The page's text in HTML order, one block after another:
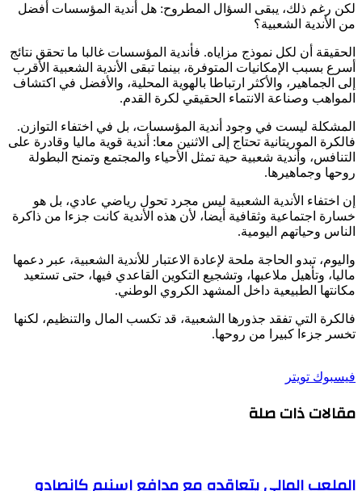
لكن رغم ذلك، يبقى السؤال المطروح: هل أندية المؤسسات أفضل
من الأندية الشعبية؟
الحقيقة أن لكل نموذج مزاياه. فأندية المؤسسات غالبا ما تحقق نتائج
أسرع بسبب الإمكانيات المتوفرة، بينما تبقى الأندية الشعبية الأقرب
إلى الجماهير، والأكثر ارتباطا بالهوية المحلية، والأفضل في اكتشاف
المواهب وصناعة الانتماء الحقيقي لكرة القدم.
المشكلة ليست في وجود أندية المؤسسات، بل في اختفاء التوازن.
فالكرة الموريتانية تحتاج إلى الاثنين معا: أندية قوية ماليا وقادرة على
التنافس، وأندية شعبية حية تمثل الأحياء والمجتمع وتمنح البطولة
روحها وجماهيرها.
إن اختفاء الأندية الشعبية ليس مجرد تحول رياضي عادي، بل هو
خسارة اجتماعية وثقافية أيضا، لأن هذه الأندية كانت جزءا من ذاكرة
الناس وحياتهم اليومية.
واليوم، تبدو الحاجة ملحة لإعادة الاعتبار للأندية الشعبية، عبر دعمها
ماليا، وتأهيل ملاعبها، وتشجيع التكوين القاعدي فيها، حتى تستعيد
مكانتها الطبيعية داخل المشهد الكروي الوطني.
فالكرة التي تفقد جذورها الشعبية، قد تكسب المال والتنظيم، لكنها
تخسر جزءا كبيرا من روحها.
فيسبوك تويتر
البريد
مقالات ذات صلة
الملعب المالي يتعاقده مع مدافع اسنيم كانصادو